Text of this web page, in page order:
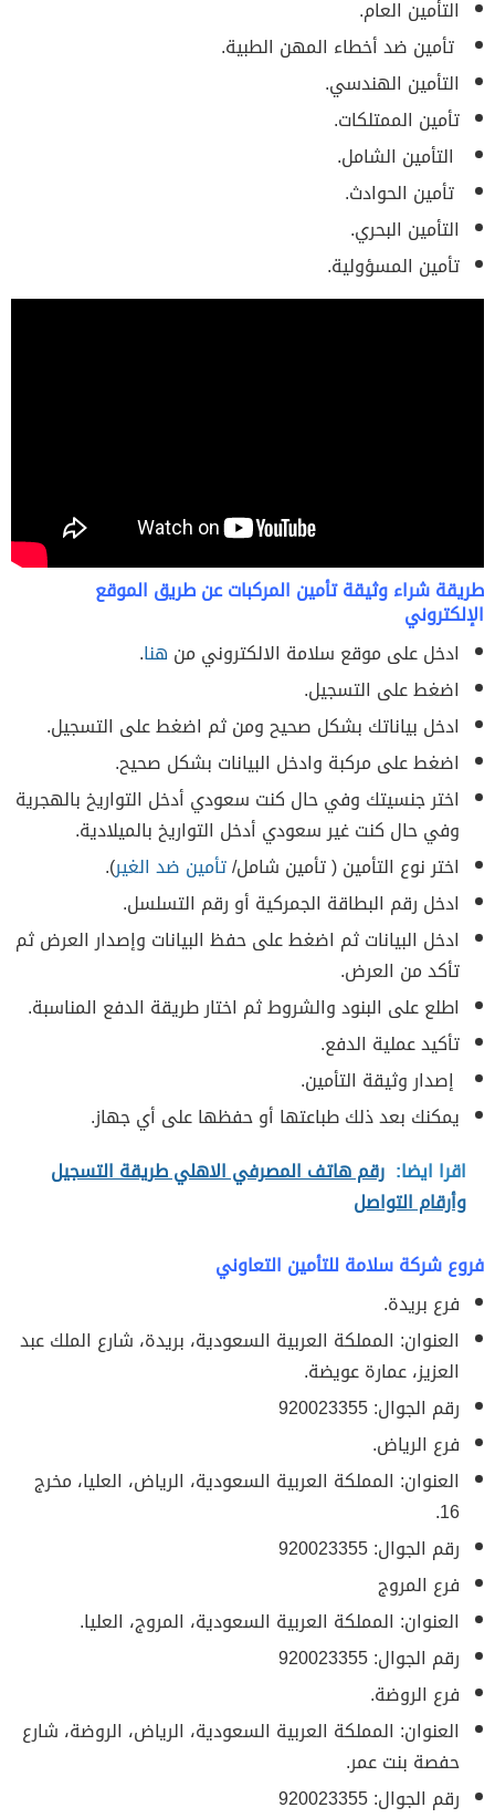
التأمين العام.
تأمين ضد أخطاء المهن الطبية.
التأمين الهندسي.
تأمين الممتلكات.
التأمين الشامل.
تأمين الحوادث.
التأمين البحري.
تأمين المسؤولية.
طريقة شراء وثيقة تأمين المركبات عن طريق الموقع
الإلكتروني
ادخل على موقع سلامة الالكتروني من هنا.
اضغط على التسجيل.
ادخل بياناتك بشكل صحيح ومن ثم اضغط على التسجيل.
اضغط على مركبة وادخل البيانات بشكل صحيح.
اختر جنسيتك وفي حال كنت سعودي أدخل التواريخ بالهجرية
وفي حال كنت غير سعودي أدخل التواريخ بالميلادية.
اختر نوع التأمين ( تأمين شامل/تأمين ضد الغير).
ادخل رقم البطاقة الجمركية أو رقم التسلسل.
ادخل البيانات ثم اضغط على حفظ البيانات وإصدار العرض ثم
تأكد من العرض.
اطلع على البنود والشروط ثم اختار طريقة الدفع المناسبة.
تأكيد عملية الدفع.
إصدار وثيقة التأمين.
يمكنك بعد ذلك طباعتها أو حفظها على أي جهاز.
اقرا ايضا: رقم هاتف المصرفي الاهلي طريقة التسجيل
وأرقام التواصل
فروع شركة سلامة للتأمين التعاوني
فرع بريدة.
العنوان: المملكة العربية السعودية، بريدة، شارع الملك عبد
العزيز، عمارة عويضة.
رقم الجوال: 920023355
فرع الرياض.
العنوان: المملكة العربية السعودية، الرياض، العليا، مخرج
16.
رقم الجوال: 920023355
فرع المروج
العنوان: المملكة العربية السعودية، المروج، العليا.
رقم الجوال: 920023355
فرع الروضة.
العنوان: المملكة العربية السعودية، الرياض، الروضة، شارع
حفصة بنت عمر.
رقم الجوال: 920023355